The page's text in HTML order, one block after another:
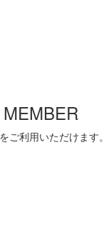
MEMBER
ご利用いただけます。